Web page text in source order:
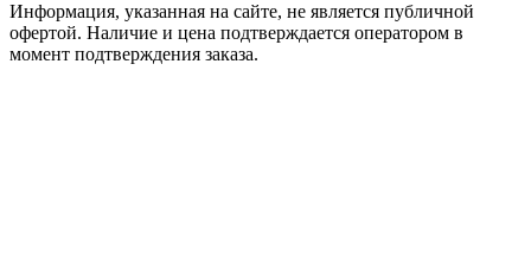
Информация, указанная на сайте, не является публичной
офертой. Наличие и цена подтверждается оператором в
момент подтверждения заказа.